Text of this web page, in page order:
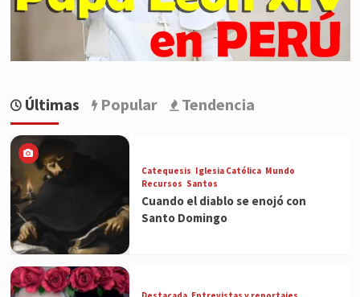
Últimas Popular Tendencia
Catequesis Iglesia Católica Mundo
Recursos Santos
Cuando el diablo se enojó con
Santo Domingo